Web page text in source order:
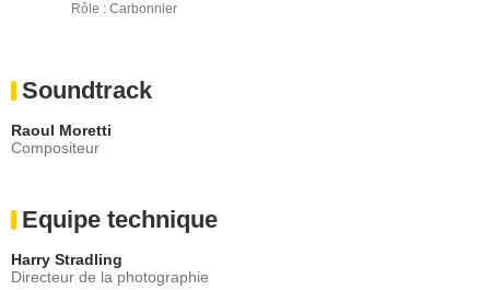
Rôle : Carbonnier
Soundtrack
Raoul Moretti
Compositeur
Equipe technique
Harry Stradling
Directeur de la photographie